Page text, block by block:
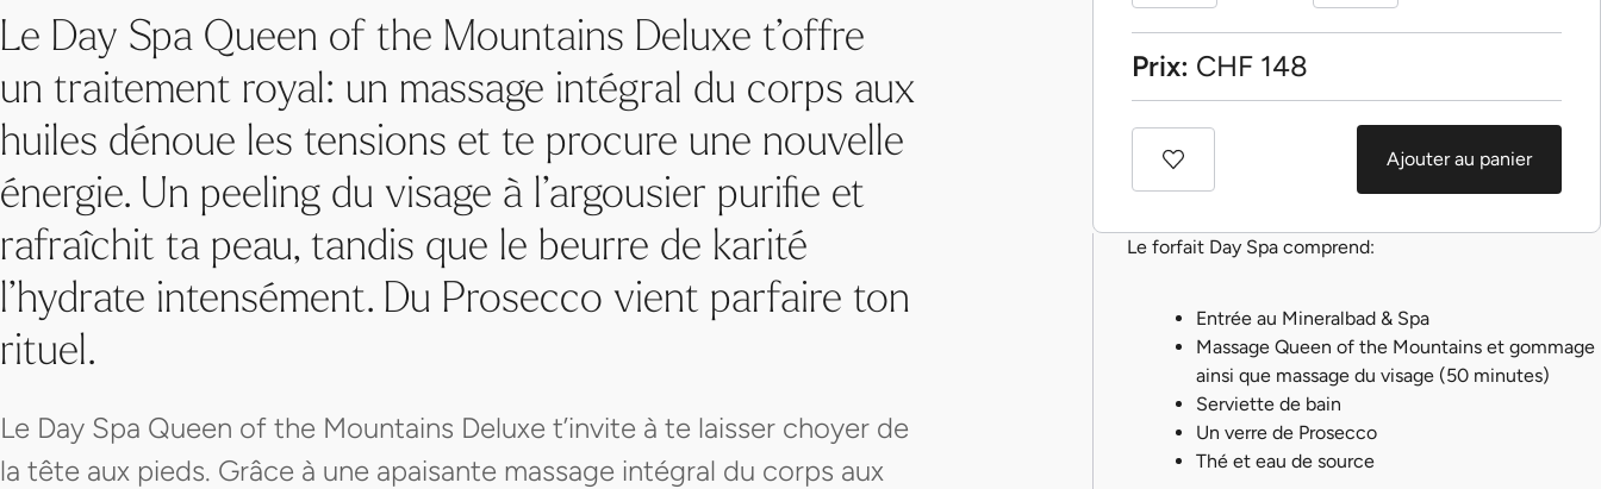
Le Day Spa Queen of the Mountains Deluxe t’offre
un traitement royal: un massage intégral du corps aux
huiles dénoue les tensions et te procure une nouvelle
énergie. Un peeling du visage à l’argousier purifie et
rafraîchit ta peau, tandis que le beurre de karité
l’hydrate intensément. Du Prosecco vient parfaire ton
rituel.
Le Day Spa Queen of the Mountains Deluxe t’invite à te laisser choyer de
la tête aux pieds. Grâce à une apaisante massage intégral du corps aux
Prix: CHF 148
Ajouter au panier
Le forfait Day Spa comprend:
Entrée au Mineralbad & Spa
Massage Queen of the Mountains et gommage
ainsi que massage du visage (50 minutes)
Serviette de bain
Un verre de Prosecco
Thé et eau de source